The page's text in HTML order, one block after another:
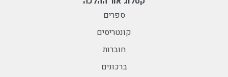
ספרים
קונטריסים
חוברות
ברכונים